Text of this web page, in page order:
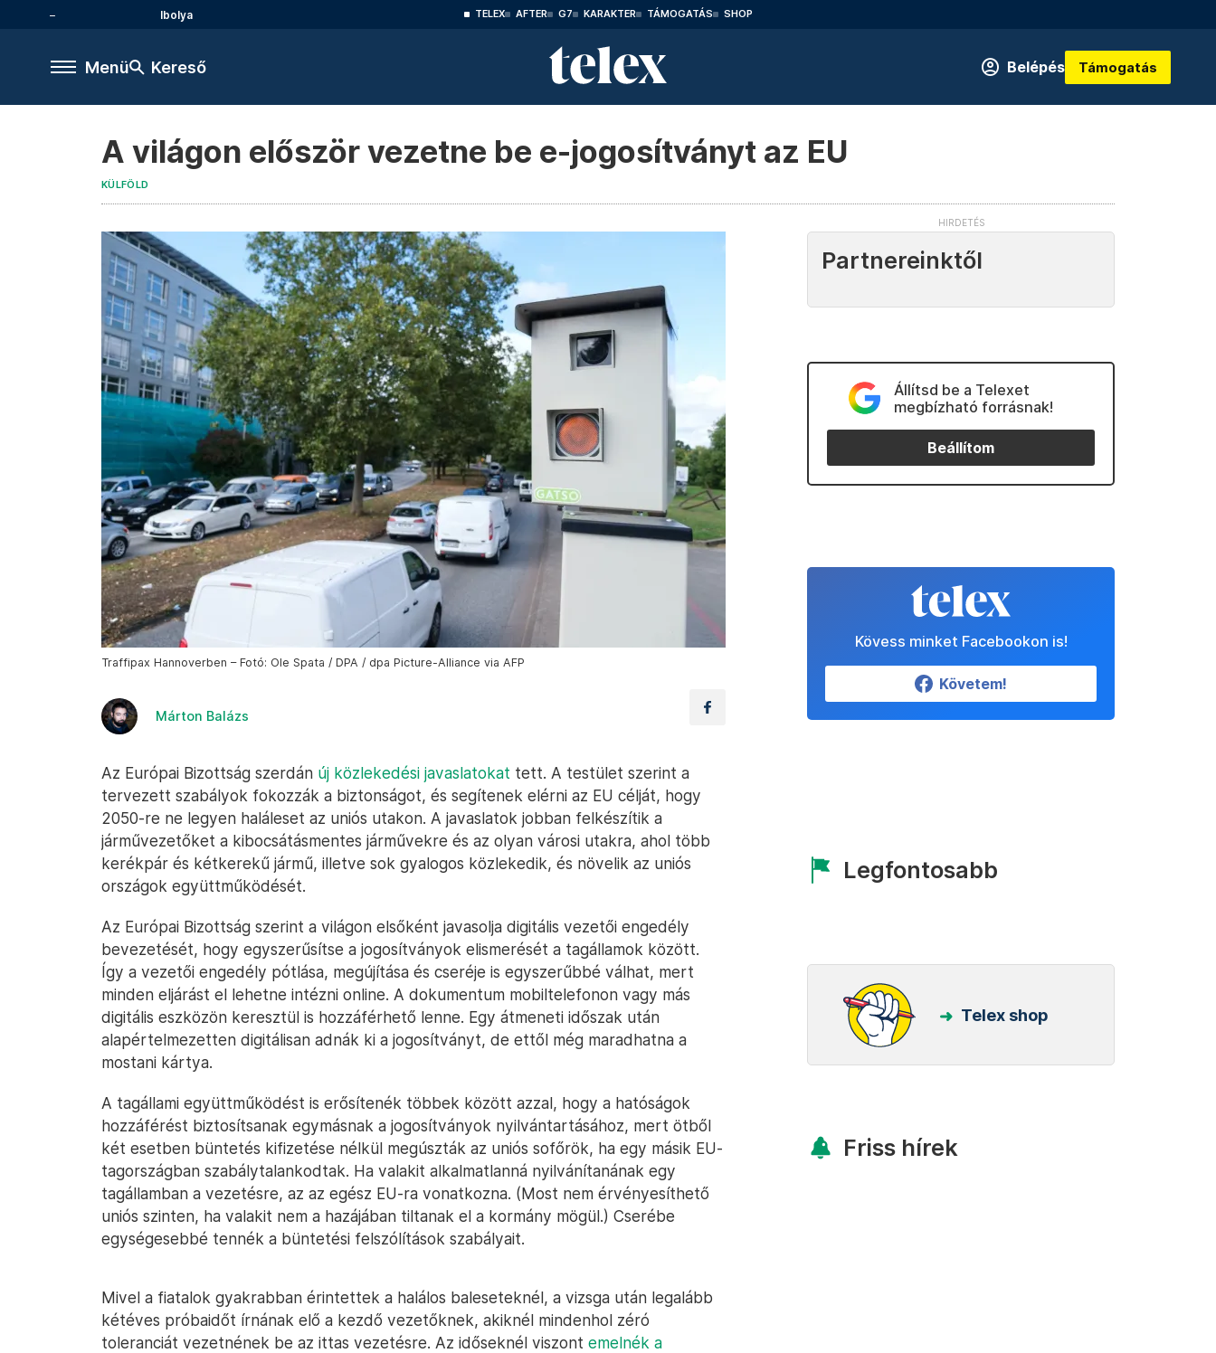
Ibolya TELEX AFTER G7 KARAKTER TÁMOGATÁS SHOP
Menü Kereső Belépés Támogatás
A világon először vezetne be e-jogosítványt az EU
KÜLFÖLD
Traffipax Hannoverben – Fotó: Ole Spata / DPA / dpa Picture-Alliance via AFP
Márton Balázs
Az Európai Bizottság szerdán új közlekedési javaslatokat tett. A testület szerint a
tervezett szabályok fokozzák a biztonságot, és segítenek elérni az EU célját, hogy
2050-re ne legyen haláleset az uniós utakon. A javaslatok jobban felkészítik a
járművezetőket a kibocsátásmentes járművekre és az olyan városi utakra, ahol több
kerékpár és kétkerekű jármű, illetve sok gyalogos közlekedik, és növelik az uniós
országok együttműködését.
Az Európai Bizottság szerint a világon elsőként javasolja digitális vezetői engedély
bevezetését, hogy egyszerűsítse a jogosítványok elismerését a tagállamok között.
Így a vezetői engedély pótlása, megújítása és cseréje is egyszerűbbé válhat, mert
minden eljárást el lehetne intézni online. A dokumentum mobiltelefonon vagy más
digitális eszközön keresztül is hozzáférhető lenne. Egy átmeneti időszak után
alapértelmezetten digitálisan adnák ki a jogosítványt, de ettől még maradhatna a
mostani kártya.
A tagállami együttműködést is erősítenék többek között azzal, hogy a hatóságok
hozzáférést biztosítsanak egymásnak a jogosítványok nyilvántartásához, mert ötből
két esetben büntetés kifizetése nélkül megúszták az uniós sofőrök, ha egy másik EU-
tagországban szabálytalankodtak. Ha valakit alkalmatlanná nyilvánítanának egy
tagállamban a vezetésre, az az egész EU-ra vonatkozna. (Most nem érvényesíthető
uniós szinten, ha valakit nem a hazájában tiltanak el a kormány mögül.) Cserébe
egységesebbé tennék a büntetési felszólítások szabályait.
Mivel a fiatalok gyakrabban érintettek a halálos baleseteknél, a vizsga után legalább
kétéves próbaidőt írnának elő a kezdő vezetőknek, akiknél mindenhol zéró
toleranciát vezetnének be az ittas vezetésre. Az időseknél viszont emelnék a
Partnereinktől
Állítsd be a Telexet
megbízható forrásnak!
Beállítom
Kövess minket Facebookon is!
Követem!
Legfontosabb
Telex shop
Friss hírek